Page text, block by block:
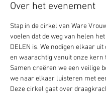
Over het evenement
Stap in de cirkel van Ware
voelen dat de weg van helen het
DELEN is. We nodigen elkaar uit
en waarachtig vanuit onze kern
Samen creëren we een veilige
we naar elkaar luisteren met
Deze cirkel gaat over